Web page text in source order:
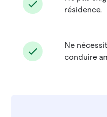
résidence.
Ne
conduire